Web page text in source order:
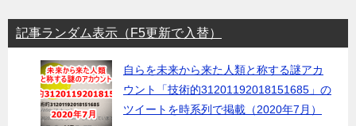
記事ランダム表示（F5更新で入替）
自らを未来から来た人類と称する謎アカ
ウント「技術的31201192018151685」の
ツイートを時系列で掲載（2020年7月）